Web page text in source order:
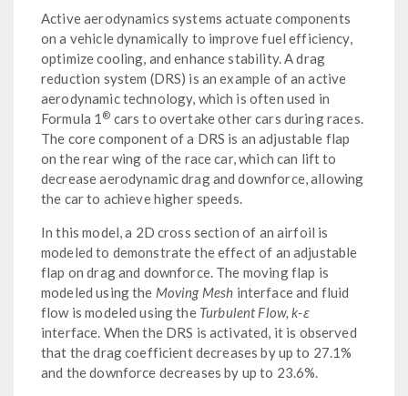
Active aerodynamics systems actuate components
on a vehicle dynamically to improve fuel efficiency,
optimize cooling, and enhance stability. A drag
reduction system (DRS) is an example of an active
aerodynamic technology, which is often used in
Formula 1 ® cars to overtake other cars during races.
The core component of a DRS is an adjustable flap
on the rear wing of the race car, which can lift to
decrease aerodynamic drag and downforce, allowing
the car to achieve higher speeds.
In this model, a 2D cross section of an airfoil is
modeled to demonstrate the effect of an adjustable
flap on drag and downforce. The moving flap is
modeled using the Moving Mesh interface and fluid
flow is modeled using the Turbulent Flow, k-ε
interface. When the DRS is activated, it is observed
that the drag coefficient decreases by up to 27.1%
and the downforce decreases by up to 23.6%.